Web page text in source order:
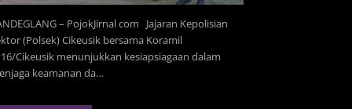
– PojokJirnal com Jajaran Kepolisian
(Polsek) Cikeusik bersama Koramil
Cikeusik menunjukkan kesiapsiagaan dalam
keamanan da…